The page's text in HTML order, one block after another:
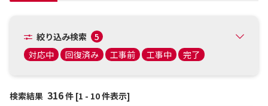
絞り込み検索
5
対応中
回復済み 工事前 工事中 完了
検索結果 316件 [1 - 10 件表示]